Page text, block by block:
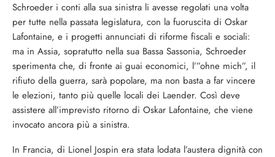
Schroeder i conti alla sua sinistra li avesse regolati una volta
per tutte nella passata legislatura, con la fuoruscita di Oskar
Lafontaine, e i progetti annunciati di riforme fiscali e sociali:
ma in Assia, sopratutto nella sua Bassa Sassonia, Schroeder
sperimenta che, di fronte ai guai economici, l’”ohne mich”, il
rifiuto della guerra, sarà popolare, ma non basta a far vincere
le elezioni, tanto più quelle locali dei Laender. Così deve
assistere all’imprevisto ritorno di Oskar Lafontaine, che viene
invocato ancora più a sinistra.
In Francia, di Lionel Jospin era stata lodata l’austera dignità con